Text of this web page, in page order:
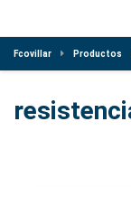
Fcovillar Productos